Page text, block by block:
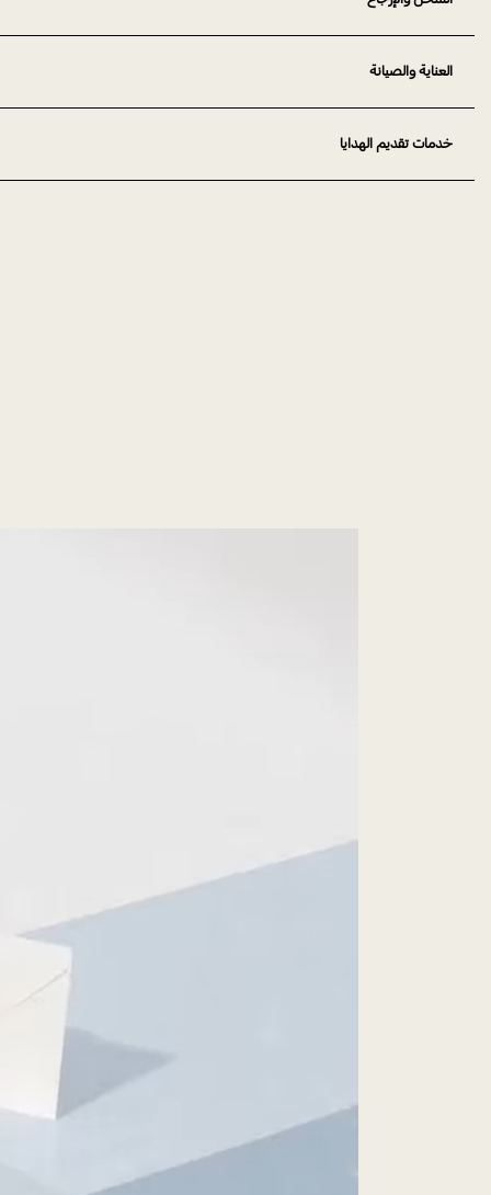
العناية والصيانة
خدمات تقديم الهدايا